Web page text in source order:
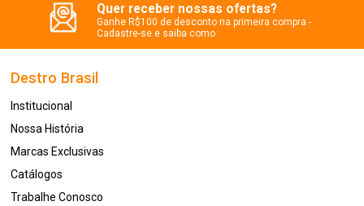
Quer receber nossas ofertas?
Ganhe R$100 de desconto na primeira compra -
Cadastre-se e saiba como
Destro Brasil
Institucional
Nossa História
Marcas Exclusivas
Catálogos
Trabalhe Conosco